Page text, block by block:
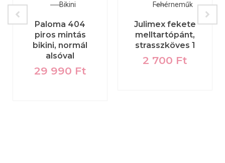
Bikini
Paloma 404
piros mintás
bikini, normál
alsóval
29 990 Ft
Fehérneműk
Julimex fekete
melltartópánt,
strasszköves 1
2 700 Ft